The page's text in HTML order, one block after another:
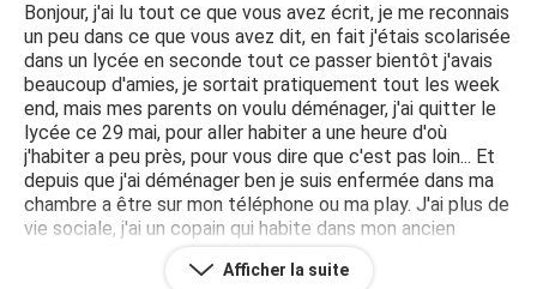
Bonjour, j'ai lu tout ce que vous avez écrit, je me reconnais
un peu dans ce que vous avez dit, en fait j'étais scolarisée
dans un lycée en seconde tout ce passer bientôt j'avais
beaucoup d'amies, je sortait pratiquement tout les week
end, mais mes parents on voulu déménager, j'ai quitter le
lycée ce 29 mai, pour aller habiter a une heure d'où
j'habiter a peu près, pour vous dire que c'est pas loin... Et
depuis que j'ai déménager ben je suis enfermée dans ma
chambre a être sur mon téléphone ou ma play. J'ai plus de
vie sociale, j'ai un copain qui habite dans mon ancien
village et je ne le vois plus, j'ai plus de vie sociale mis
appart par sms mais ça ne me suffit pas du tout... Je me
Afficher la suite